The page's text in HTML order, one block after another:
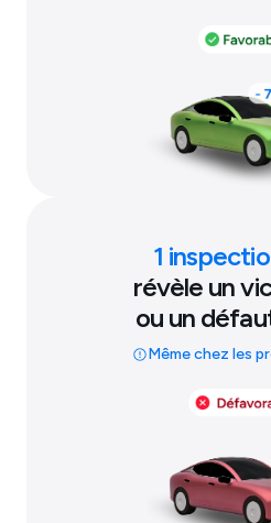
1
révèle un
ou un
Même chez les